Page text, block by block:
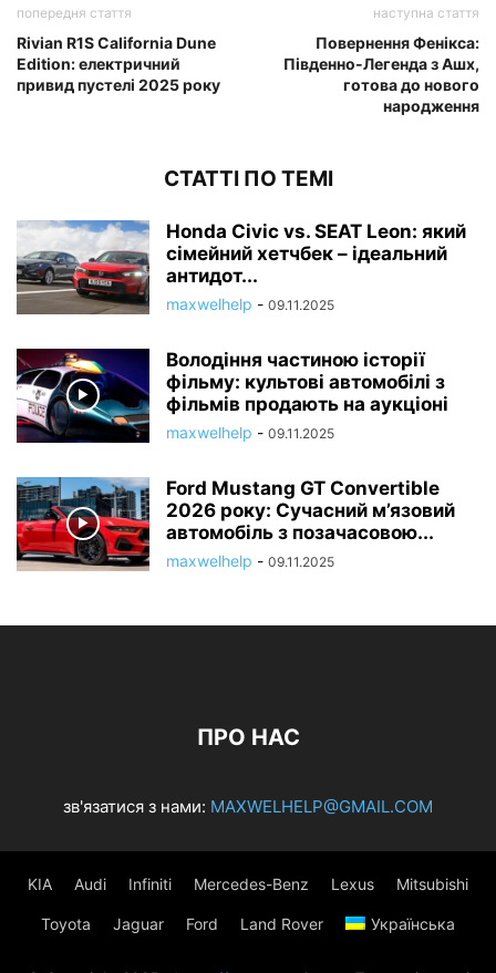
попередня стаття
Rivian R1S California Dune
Edition: електричний
привид пустелі 2025 року
наступна стаття
Повернення Фенікса:
Південно-Легенда з Ашх,
готова до нового
народження
СТАТТІ ПО ТЕМІ
Honda Civic vs. SEAT Leon: який
сімейний хетчбек – ідеальний
антидот...
maxwelhelp - 09.11.2025
Володіння частиною історії
фільму: культові автомобілі з
фільмів продають на аукціоні
maxwelhelp - 09.11.2025
Ford Mustang GT Convertible
2026 року: Сучасний м’язовий
автомобіль з позачасовою...
maxwelhelp - 09.11.2025
ПРО НАС
зв'язатися з нами: MAXWELHELP@GMAIL.COM
KIA Audi Infiniti Mercedes-Benz Lexus Mitsubishi
Toyota Jaguar Ford Land Rover Українська